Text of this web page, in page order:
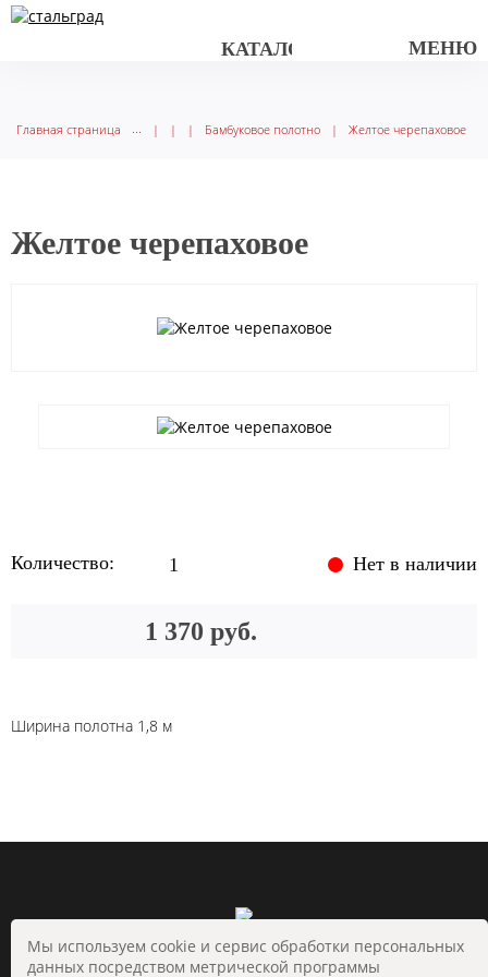
КАТАЛОГ ТОВАРОВМЕНЮ
Главная страница | | | Бамбуковое полотно | Желтое черепаховое
Желтое черепаховое
Количество: Нет в наличии
1 370 руб.
Ширина полотна 1,8 м
Мы используем cookie и сервис обработки персональных
данных посредством метрической программы